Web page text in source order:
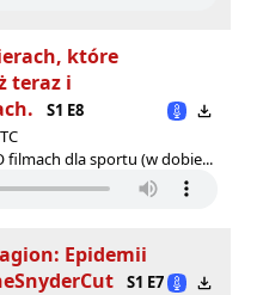
które
teraz i
S1 E8
dla sportu (w dobie...
Epidemii
S1 E7